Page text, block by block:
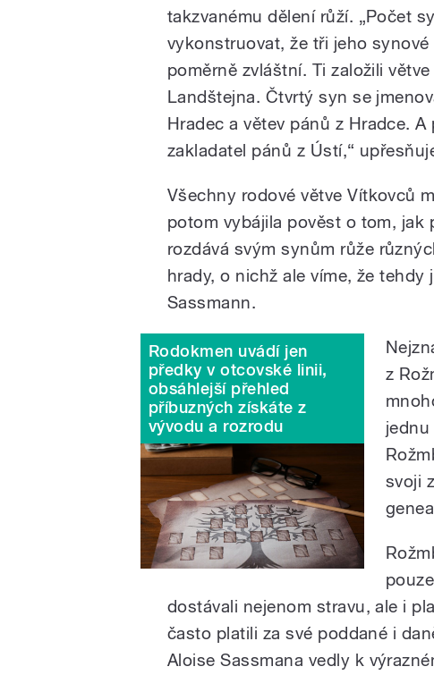
takzvanému dělení růží. „Počet
vykonstruovat, že tři jeho
poměrně zvláštní. Ti založili
Landštejna. Čtvrtý syn se
Hradec a větev pánů z Hradce.
zakladatel pánů z Ústí,“
Všechny rodové větve Vítkovců
potom vybájila pověst o tom, jak
rozdává svým synům růže
hrady, o nichž ale víme, že tehdy
Sassmann.
Rodokmen uvádí jen
předky v otcovské linii,
obsáhlejší přehled
příbuzných získáte z
vývodu a rozrodu
z
jednu
svoji
dostávali nejenom stravu, ale i
často platili za své poddané i
Aloise Sassmana vedly k